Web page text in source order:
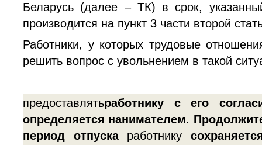
Беларусь (далее – ТК) в срок,
производится на пункт 3 части второй
Работники, у которых трудовые
решить вопрос с увольнением в такой
предоставлятьработнику с его
определяется нанимателем.
период отпускаработнику